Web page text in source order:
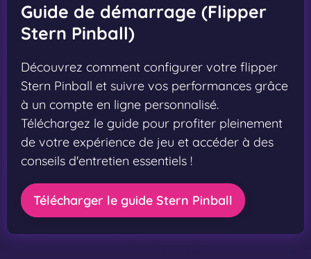
Guide de démarrage (Flipper
Stern Pinball)
Découvrez comment configurer votre flipper
Stern Pinball et suivre vos performances grâce
à un compte en ligne personnalisé.
Téléchargez le guide pour profiter pleinement
de votre expérience de jeu et accéder à des
conseils d'entretien essentiels !
Télécharger le guide Stern Pinball